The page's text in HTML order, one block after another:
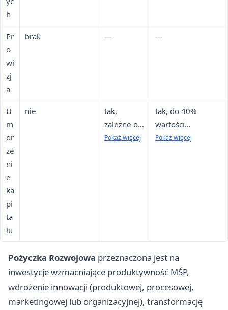
h
Pr
o
wi
zj
a
brak — —
U
m
or
ze
ni
e
ka
pi
ta
łu
nie
tak,
zależne od
wzrostu
zabytkowy
ch)
Pokaż więcej
tak, do 40%
wartości
jednostkowej
publicznej)
Pokaż więcej
Pożyczka Rozwojowa przeznaczona jest na
inwestycje wzmacniające produktywność MŚP,
wdrożenie innowacji (produktowej, procesowej,
marketingowej lub organizacyjnej), transformację